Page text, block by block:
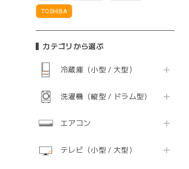
TOSHIBA
カテゴリから選ぶ
冷蔵庫（小型 / 大型）
洗濯機（縦型 / ドラム型）
エアコン
テレビ（小型 / 大型）